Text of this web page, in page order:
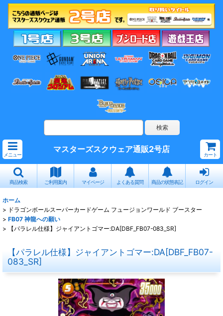
メニュー
マスターズスクウェア通販2号店
カート
商品検索 ご利用案内 マイページ よくある質問 商品の状態表記 ログイン
ホーム
> ドラゴンボールスーパーカードゲーム フュージョンワールド ブースター
> FB07 神龍への願い
>
【パラレル仕様】ジャイアントゴマー:DA[DBF_FB07-083_SR]
【パラレル仕様】ジャイアントゴマー:DA[DBF_FB07-
083_SR]